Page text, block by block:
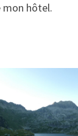
mon hôtel.